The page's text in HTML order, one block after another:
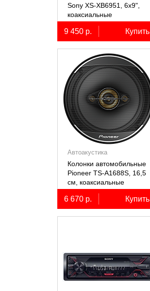
Sony XS-XB6951, 6х9",
коаксиальные
пятиполосные, 2 шт.
9 450 р. Купить
Автоакустика
Колонки автомобильные
Pioneer TS-A1688S, 16,5
см, коаксиальные
четырёхполосные, 2 шт.
6 670 р. Купить